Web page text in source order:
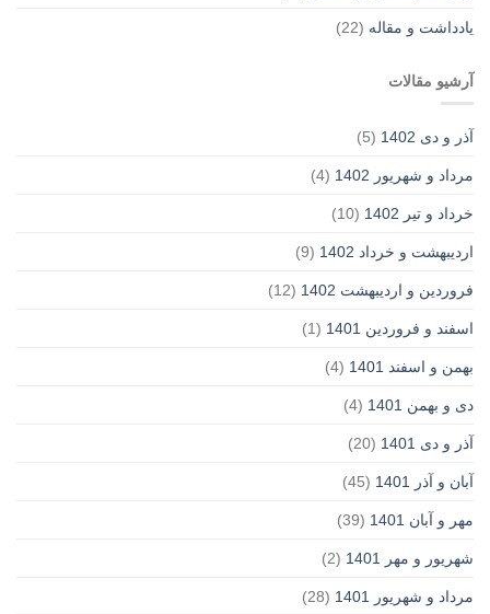
یادداشت‌ و مقاله (22)
آرشیو مقالات
آذر و دی 1402 (5)
مرداد و شهریور 1402 (4)
خرداد و تیر 1402 (10)
اردیبهشت و خرداد 1402 (9)
فروردین و اردیبهشت 1402 (12)
اسفند و فروردین 1401 (1)
بهمن و اسفند 1401 (4)
دی و بهمن 1401 (4)
آذر و دی 1401 (20)
آبان و آذر 1401 (45)
مهر و آبان 1401 (39)
شهریور و مهر 1401 (2)
مرداد و شهریور 1401 (28)